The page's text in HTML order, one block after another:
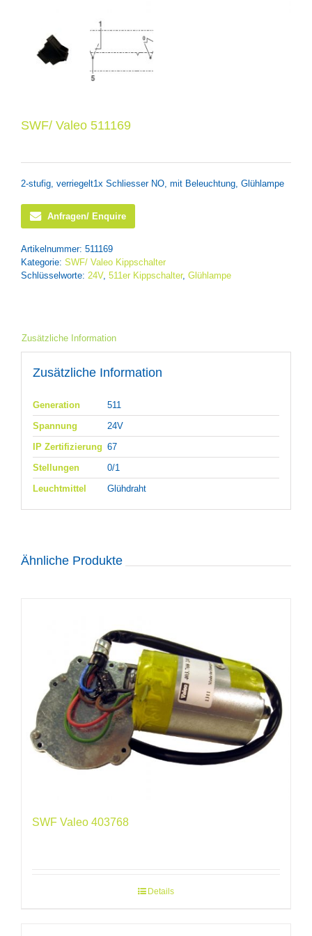
SWF/ Valeo 511169
2-stufig, verriegelt1x Schliesser NO, mit Beleuchtung, Glühlampe
Anfragen/ Enquire
Artikelnummer: 511169
Kategorie: SWF/ Valeo Kippschalter
Schlüsselworte: 24V, 511er Kippschalter, Glühlampe
Zusätzliche Information
Zusätzliche Information
Generation
511
Spannung
24V
IP Zertifizierung 67
Stellungen
0/1
Leuchtmittel
Glühdraht
Ähnliche Produkte
SWF Valeo 403768
Details